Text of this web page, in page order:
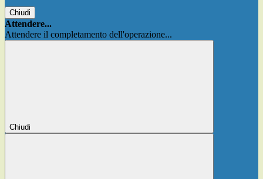
Chiudi
Attendere...
Attendere il completamento dell'operazione...
Chiudi